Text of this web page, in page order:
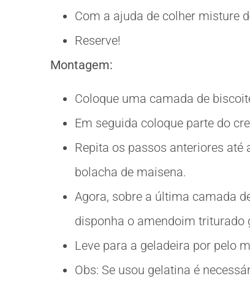
Com a ajuda de colher misture
Reserve!
Montagem:
Coloque uma camada de
Em seguida coloque parte do
Repita os passos anteriores
bolacha de maisena.
Agora, sobre a última camada
disponha o amendoim triturado
Leve para a geladeira por pelo
Obs: Se usou gelatina é